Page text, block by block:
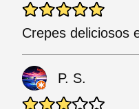
Crepes deliciosos
P. S.